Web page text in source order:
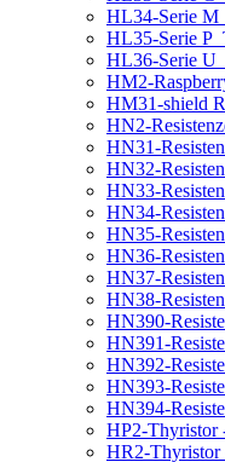
HL34-Serie
HL35-Serie
HL36-Serie
HM2-
HM31-shield
HN2-
HN31-
HN32-
HN33-
HN34-
HN35-
HN36-
HN37-
HN38-
HN390-
HN391-
HN392-
HN393-
HN394-
HP2-Thyristor
HR2-